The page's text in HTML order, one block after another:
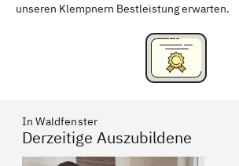
unseren Klempnern Bestleistung erwarten.
In Waldfenster
Derzeitige Auszubildene